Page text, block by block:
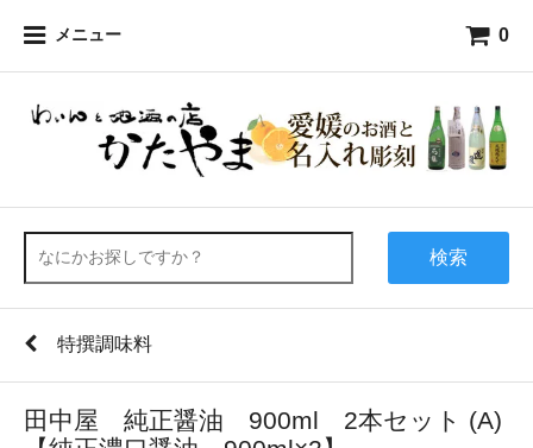
メニュー 0
検索
特撰調味料
田中屋 純正醤油 900ml 2本セット (A)